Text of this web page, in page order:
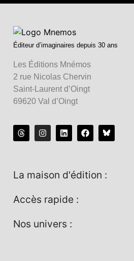
Éditeur d’imaginaires depuis 30 ans
Les Éditions Mnémos
2 rue Nicolas Chervin
Saint-Laurent d’Oingt
69620 Val d’Oingt
La maison d'édition :
Accès rapide :
Nos univers :